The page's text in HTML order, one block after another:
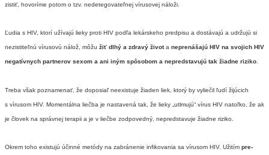
zistiť, hovoríme potom o tzv. nedetegovateľnej vírusovej náloži.
Ľudia s HIV, ktorí užívajú lieky proti HIV podľa lekárskeho predpisu a dostávajú a udržujú si
nezistiteľnú vírusovú nálož, môžu žiť dlhý a zdravý života neprenášajú HIV na svojich HIV
negatívnych partnerov sexom a ani iným spôsobom a nepredstavujú tak žiadne riziko.
Treba však poznamenať, že doposiaľ neexistuje žiaden liek, ktorý by vyliečil ľudí žijúcich
s vírusom HIV. Momentálna liečba je nastavená tak, že lieky „utlmujú“ vírus HIV natoľko, že ak
je človek na správnej terapii a je v liečbe zodpovedný, nepredstavuje žiadne riziko.
Okrem toho existujú účinné metódy na zabránenie infikovania sa vírusom HIV. Užitím pre-